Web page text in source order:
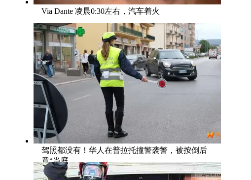
Via Dante 凌晨0:30左右，汽车着火
驾照都没有！华人在普拉托撞警袭警，被按倒后
竟“当庭